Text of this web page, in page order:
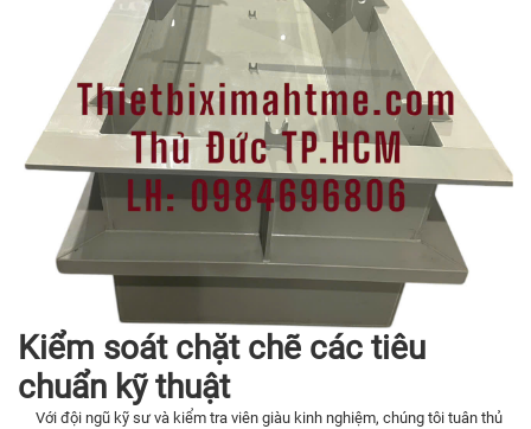
Kiểm soát chặt chẽ các tiêu
chuẩn kỹ thuật
Với đội ngũ kỹ sư và kiểm tra viên giàu kinh nghiệm, chúng tôi tuân thủ